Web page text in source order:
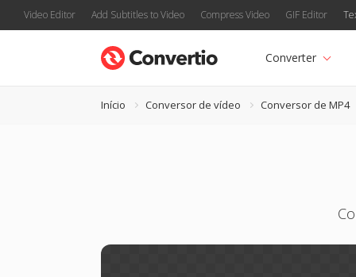
Video Editor Add Subtitles to Video Compress Video GIF Editor
Converter
Início Conversor de vídeo Conversor de MP4